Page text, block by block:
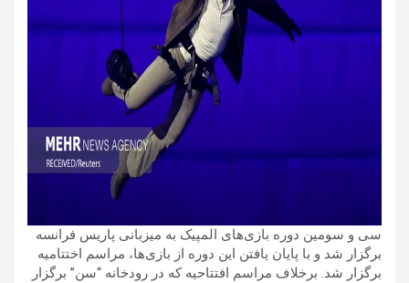
سی و سومین دوره بازی‌های المپیک به میزبانی پاریس فرانسه
برگزار شد و با پایان یافتن این دوره از بازی‌ها، مراسم اختتامیه
برگزار شد. برخلاف مراسم افتتاحیه که در رودخانه “سن” برگزار